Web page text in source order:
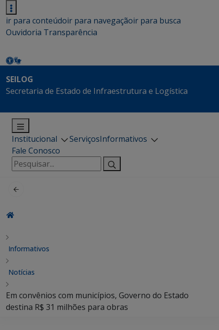
ir para conteúdoir para navegaçãoir para busca
Ouvidoria Transparência
SEILOG
Secretaria de Estado de Infraestrutura e Logística
Institucional ServiçosInformativos
Fale Conosco
Pesquisar
por:
Informativos
Notícias
Em convênios com municípios, Governo do Estado
destina R$ 31 milhões para obras